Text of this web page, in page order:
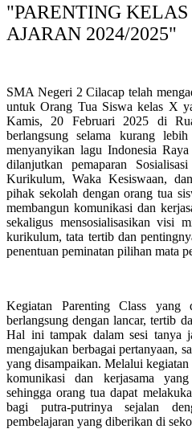
"PARENTING
AJARAN 2024/2025"
SMA Negeri 2 Cilacap telah
untuk Orang Tua Siswa kelas X
Kamis, 20 Februari 2025 di
berlangsung selama kurang
menyanyikan lagu Indonesia
dilanjutkan pemaparan
Kurikulum, Waka Kesiswaan,
pihak sekolah dengan orang tua
membangun komunikasi dan
sekaligus mensosialisasikan visi
kurikulum, tata tertib dan
penentuan peminatan pilihan mata
Kegiatan Parenting Class yang
berlangsung dengan lancar, tertib
Hal ini tampak dalam sesi tanya
mengajukan berbagai pertanyaan,
yang disampaikan. Melalui
komunikasi dan kerjasama
sehingga orang tua dapat
bagi putra-putrinya sejalan
pembelajaran yang diberikan di